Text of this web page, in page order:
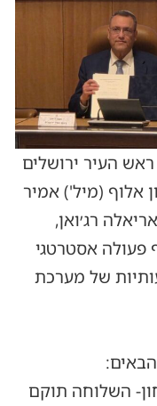
העיר ירושלים
אלוף (מיל') אמיר
רג׳ואן,
פעולה אסטרטגי
של מערכת
השלוחה תוקם